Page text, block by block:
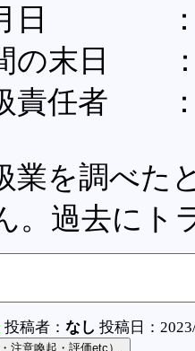
月日 ：令
の末日 ：
責任者 ：
業を調べた
。過去にト
投稿者： なし 投稿日：